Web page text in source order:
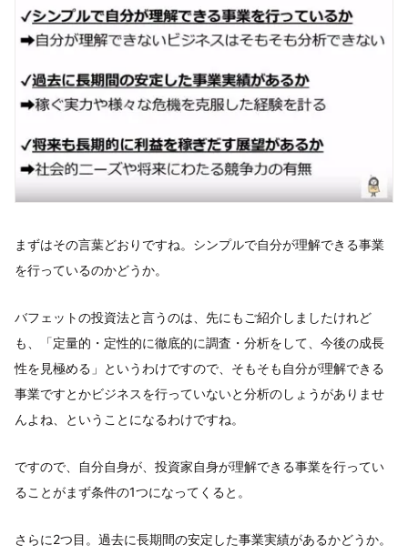
まずはその言葉どおりですね。シンプルで自分が理解できる事業
を行っているのかどうか。
バフェットの投資法と言うのは、先にもご紹介しましたけれど
も、「定量的・定性的に徹底的に調査・分析をして、今後の成長
性を見極める」というわけですので、そもそも自分が理解できる
事業ですとかビジネスを行っていないと分析のしょうがありませ
んよね、ということになるわけですね。
ですので、自分自身が、投資家自身が理解できる事業を行ってい
ることがまず条件の1つになってくると。
さらに2つ目。過去に長期間の安定した事業実績があるかどうか。